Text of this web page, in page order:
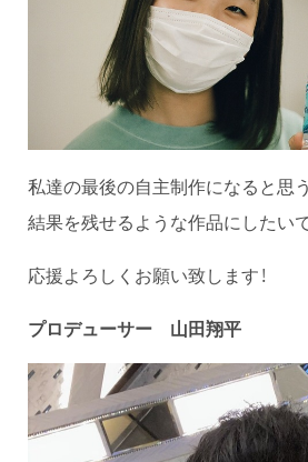
私達の最後の自主制作になると思
結果を残せるような作品にしたいで
応援よろしくお願い致します！
プロデューサー 山田翔平